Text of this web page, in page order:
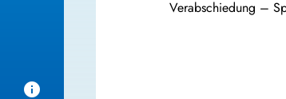
Verabschiedung –